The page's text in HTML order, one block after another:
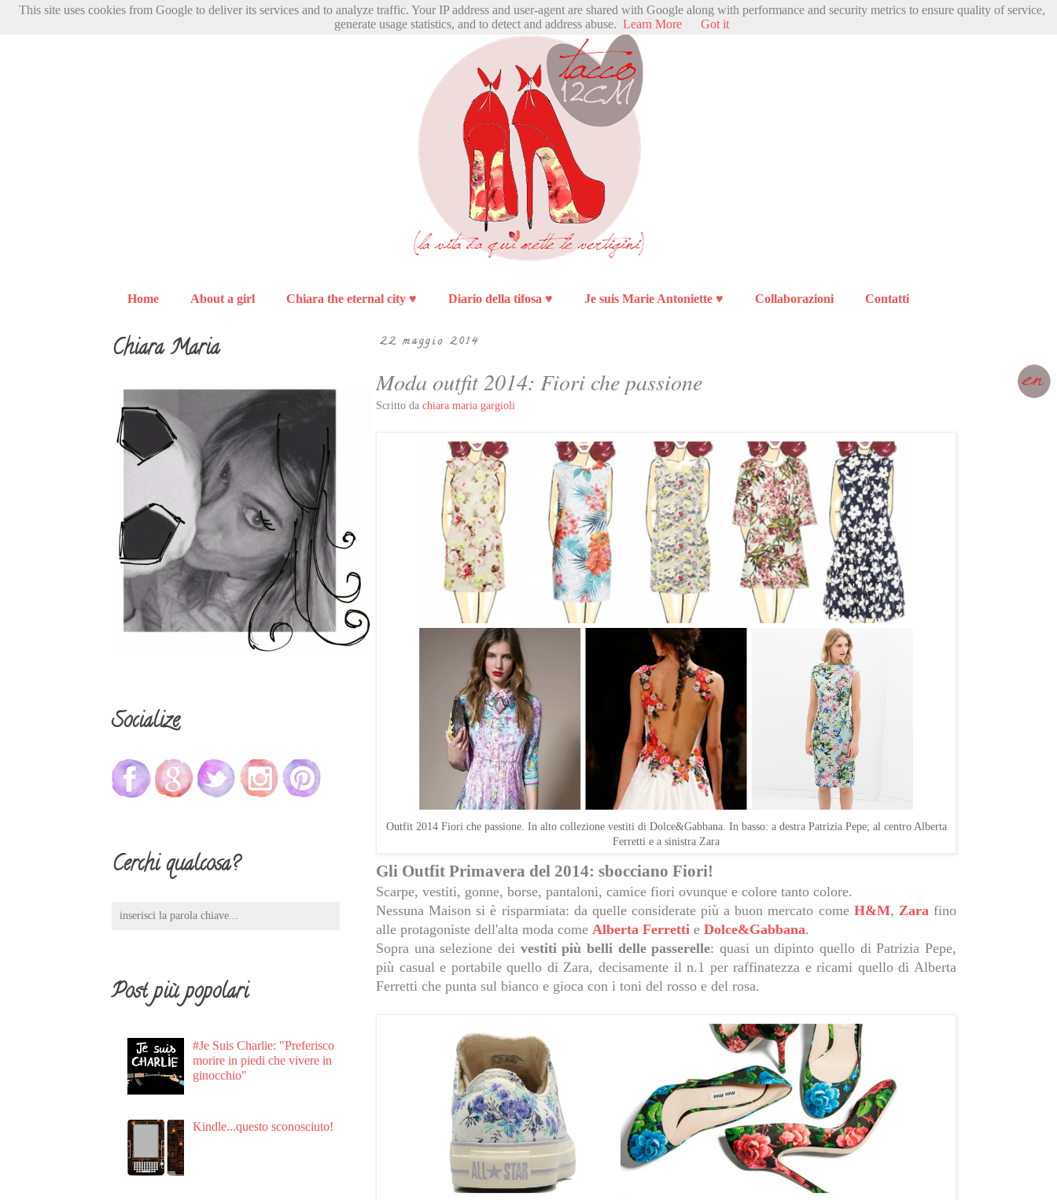
Home About a girl Chiara the eternal city ♥ Diario della tifosa ♥ Je suis Marie Antoniette ♥ Collaborazioni Contatti
22 maggio 2014
Moda outfit 2014: Fiori che passione
Scritto da chiara maria gargioli
Outfit 2014 Fiori che passione. In alto collezione vestiti di Dolce&Gabbana. In basso: a destra Patrizia Pepe; al centro Alberta
Ferretti e a sinistra Zara
Gli Outfit Primavera del 2014: sbocciano Fiori!
Scarpe, vestiti, gonne, borse, pantaloni, camice fiori ovunque e colore tanto colore.
Nessuna Maison si è risparmiata: da quelle considerate più a buon mercato come H&M, Zarafino
alle protagoniste dell'alta moda come Alberta Ferretti e Dolce&Gabbana.
Sopra una selezione dei vestiti più belli delle passerelle: quasi un dipinto quello di Patrizia Pepe,
più casual e portabile quello di Zara, decisamente il n.1 per raffinatezza e ricami quello di Alberta
Ferretti che punta sul bianco e gioca con i toni del rosso e del rosa.
Chiara Maria
Socialize
Cerchi qualcosa?
Post più popolari
#Je Suis Charlie: "Preferisco
morire in piedi che vivere in
ginocchio"
Kindle...questo sconosciuto!
This site uses cookies from Google to deliver its services and to analyze traffic. Your IP address and user-agent are shared with Google along with performance and security metrics to ensure quality of service,
generate usage statistics, and to detect and address abuse. Learn More Got it